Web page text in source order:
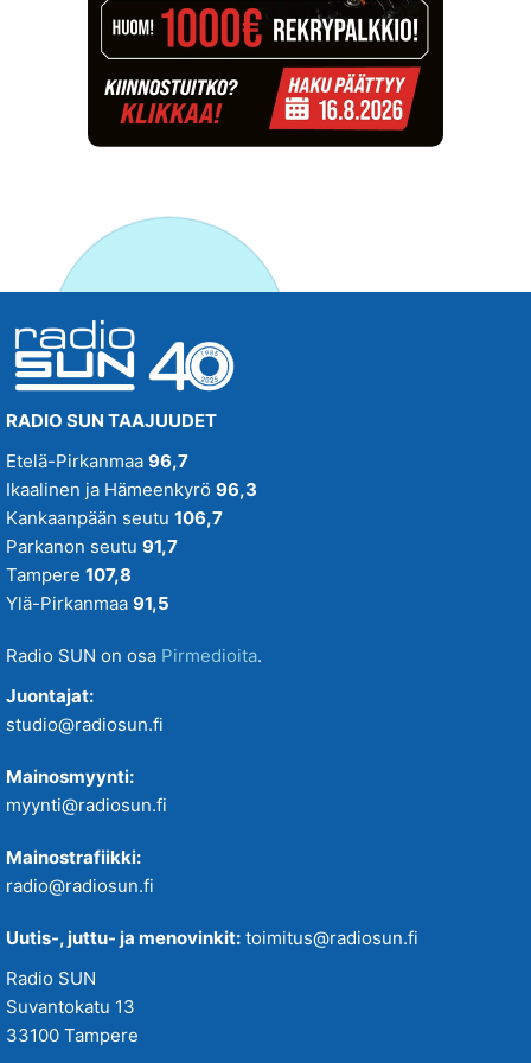
RADIO SUN TAAJUUDET
Etelä-Pirkanmaa 96,7
Ikaalinen ja Hämeenkyrö 96,3
Kankaanpään seutu 106,7
Parkanon seutu 91,7
Tampere 107,8
Ylä-Pirkanmaa 91,5
Radio SUN on osa Pirmedioita.
Juontajat:
studio@radiosun.fi
Mainosmyynti:
myynti@radiosun.fi
Mainostrafiikki:
radio@radiosun.fi
Uutis-, juttu- ja menovinkit: toimitus@radiosun.fi
Radio SUN
Suvantokatu 13
33100 Tampere